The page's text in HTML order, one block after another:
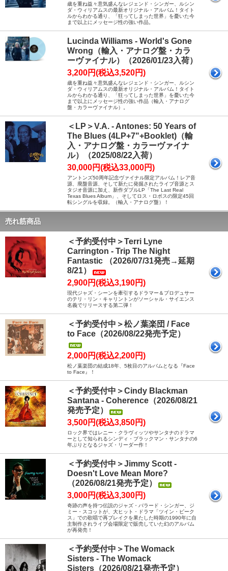
歳を重ね益々意気盛んなレジェンド・シンガー、ルシン
ダ・ウィリアムスの最新オリジナル・アルバム！タイト
ルからわかる通り、「狂ってしまった世界」を憂いた今
まで以上にメッセージ性の強い作品。
Lucinda Williams - World's Gone
Wrong（輸入・アナログ盤・カラ
ーヴァイナル）（2026/01/23入荷）
3,200円(税込3,520円)
歳を重ね益々意気盛んなレジェンド・シンガー、ルシン
ダ・ウィリアムスの最新オリジナル・アルバム！タイト
ルからわかる通り、「狂ってしまった世界」を憂いた今
まで以上にメッセージ性の強い作品（輸入・アナログ
盤・カラーヴァイナル）。
＜LP＞V.A. - Antones: 50 Years of
The Blues (4LP+7"+Booklet)（輸
入・アナログ盤・カラーヴァイナ
ル）（2025/08/22入荷）
30,000円(税込33,000円)
アントンズ50周年記念ヴァイナル限定アルバム！レア音
源、廃盤音源、そして新たに発掘されたライブ音源とス
タジオ音源に加え、新作ダブルLP「The Last Real
Texas Blues Album」、そしてロス・ロボスの限定45回
転シングルを収録。（輸入・アナログ盤）！
売れ筋商品
＜予約受付中＞Terri Lyne
Carrington - Trip The Night
Fantastic （2026/07/31発売→延期
8/21）
2,900円(税込3,190円)
現代ジャズ・シーンを牽引するドラマー＆プロデュサー
のテリ・リン・キャリントンがソーシャル・サイエンス
名義でリリースする第二弾！
＜予約受付中＞松ノ葉楽団 / Face
to Face（2026/08/22発売予定）
2,000円(税込2,200円)
松ノ葉楽団の結成18年、5枚目のアルバムとなる『Face
to Face』！
＜予約受付中＞Cindy Blackman
Santana - Coherence（2026/08/21
発売予定）
3,500円(税込3,850円)
ロック界ではレニー・クラヴィッツやサンタナのドラマ
ーとして知られるシンディ・ブラックマン・サンタナの6
年ぶりとなるジャズ・リーダー作！
＜予約受付中＞Jimmy Scott -
Doesn't Love Mean More?
（2026/08/21発売予定）
3,000円(税込3,300円)
奇跡の声を持つ伝説のジャズ・バラード・シンガー、ジ
ミー・スコットが、大ヒット・ドラマ「ツイン・ピーク
ス」での歌唱で再ブレイクを果たした時期の1990年に自
主制作されライブ会場限定で販売していた幻のアルバム
が再発売！
＜予約受付中＞The Womack
Sisters - The Womack
Sisters（2026/08/21発売予定）